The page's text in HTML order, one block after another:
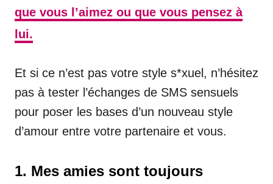
que vous l’aimez ou que vous pensez à
lui.
Et si ce n’est pas votre style s*xuel, n’hésitez
pas à tester l’échanges de SMS sensuels
pour poser les bases d’un nouveau style
d’amour entre votre partenaire et vous.
1. Mes amies sont toujours